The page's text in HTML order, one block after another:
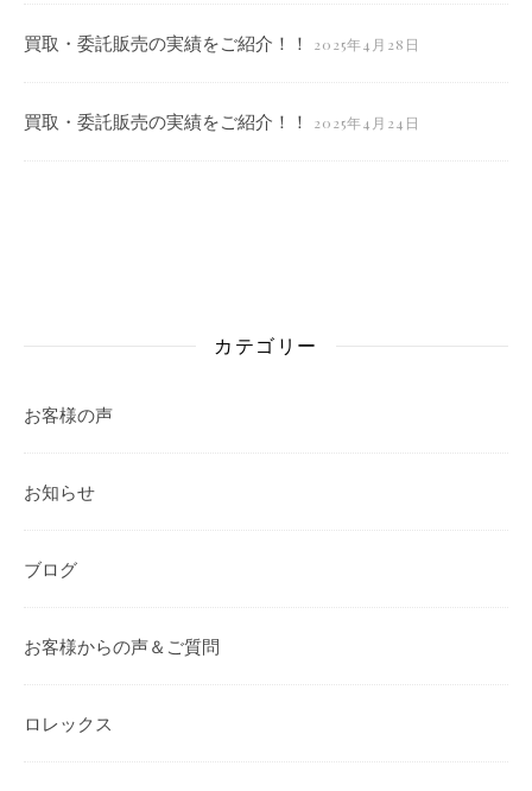
買取・委託販売の実績をご紹介！！ 2025年4月28日
買取・委託販売の実績をご紹介！！ 2025年4月24日
カテゴリー
お客様の声
お知らせ
ブログ
お客様からの声＆ご質問
ロレックス